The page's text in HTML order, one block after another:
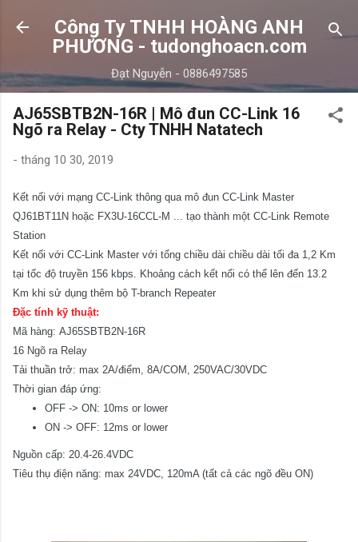
Chuyển đến nội dung chính
Công Ty TNHH HOÀNG ANH
PHƯƠNG - tudonghoacn.com
Đạt Nguyễn - 0886497585
AJ65SBTB2N-16R | Mô đun CC-Link 16
Ngõ ra Relay - Cty TNHH Natatech
- tháng 10 30, 2019
Kết nối với mạng CC-Link thông qua mô đun CC-Link Master
QJ61BT11N hoặc FX3U-16CCL-M ... tạo thành một CC-Link Remote
Station
Kết nối với CC-Link Master với tổng chiều dài chiều dài tối đa 1,2 Km
tại tốc độ truyền 156 kbps. Khoảng cách kết nối có thể lên đến 13.2
Km khi sử dụng thêm bộ T-branch Repeater
Đặc tính kỹ thuật:
Mã hàng: AJ65SBTB2N-16R
16 Ngõ ra Relay
Tải thuần trở: max 2A/điểm, 8A/COM, 250VAC/30VDC
Thời gian đáp ứng:
OFF -> ON: 10ms or lower
ON -> OFF: 12ms or lower
Nguồn cấp: 20.4-26.4VDC
Tiêu thụ điện năng: max 24VDC, 120mA (tất cả các ngõ đều ON)